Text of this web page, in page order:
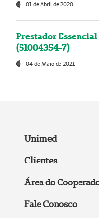
01 de Abril de 2020
Prestador
(51004354-7)
04 de Maio de 2021
Unimed
Clientes
Área do
Fale Conosco